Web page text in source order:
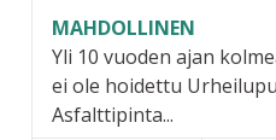
MAHDOLLINEN
Yli 10 vuoden ajan
ei ole hoidettu
Asfalttipinta...